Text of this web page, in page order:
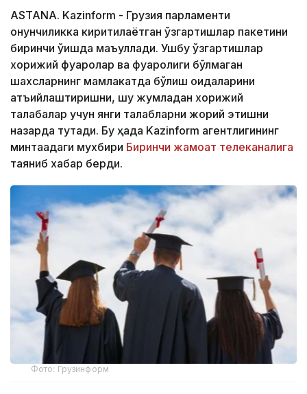
ASTANA. Kazinform - Грузия парламенти
қонунчиликка киритилаётган ўзгартишлар пакетини
биринчи ўқишда маъқуллади. Ушбу ўзгартишлар
хорижий фуқаролар ва фуқаролиги бўлмаган
шахсларнинг мамлакатда бўлиш қоидаларини
қатъийлаштиришни, шу жумладан хорижий
талабалар учун янги талабларни жорий этишни
назарда тутади. Бу ҳақда Kazinform агентлигининг
минтақадаги мухбири Биринчи жамоат телеканалига
таяниб хабар берди.
Фото: Грузинформ